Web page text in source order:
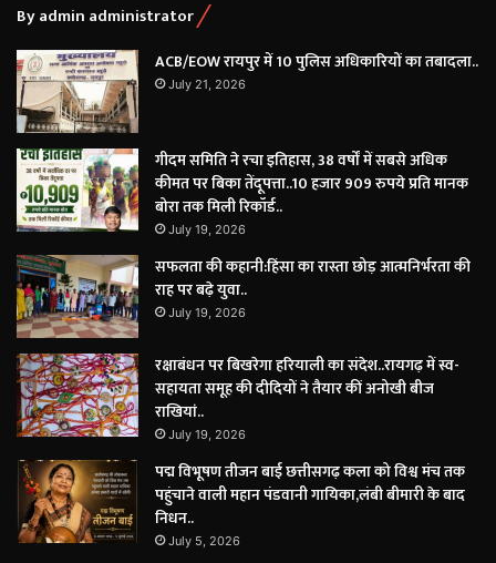
By admin administrator
ACB/EOW रायपुर में 10 पुलिस अधिकारियों का तबादला..
July 21, 2026
गीदम समिति ने रचा इतिहास, 38 वर्षों में सबसे अधिक
कीमत पर बिका तेंदूपत्ता..10 हजार 909 रुपये प्रति मानक
बोरा तक मिली रिकॉर्ड..
July 19, 2026
सफलता की कहानी:हिंसा का रास्ता छोड़ आत्मनिर्भरता की
राह पर बढ़े युवा..
July 19, 2026
रक्षाबंधन पर बिखरेगा हरियाली का संदेश..रायगढ़ में स्व-
सहायता समूह की दीदियों ने तैयार कीं अनोखी बीज
राखियां..
July 19, 2026
पद्म विभूषण तीजन बाई छत्तीसगढ़ कला को विश्व मंच तक
पहुंचाने वाली महान पंडवानी गायिका,लंबी बीमारी के बाद
निधन..
July 5, 2026